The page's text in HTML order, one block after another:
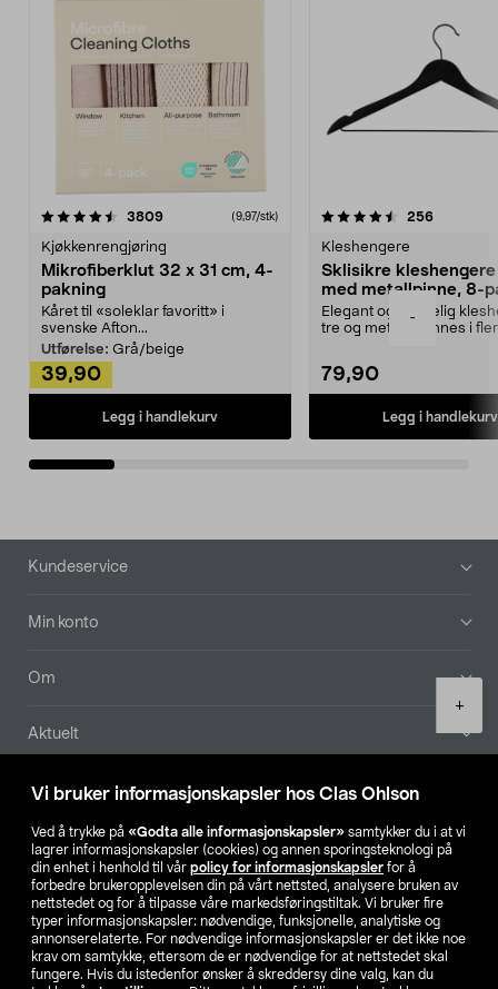
Vi bruker informasjonskapsler hos Clas Ohlson
Ved å trykke på «Godta alle informasjonskapsler» samtykker du i at vi
lagrer informasjonskapsler (cookies) og annen sporingsteknologi på
din enhet i henhold til vår policy for informasjonskapsler for å
forbedre brukeropplevelsen din på vårt nettsted, analysere bruken av
nettstedet og for å tilpasse våre markedsføringstiltak. Vi bruker fire
typer informasjonskapsler: nødvendige, funksjonelle, analytiske og
annonserelaterte. For nødvendige informasjonskapsler er det ikke noe
krav om samtykke, ettersom de er nødvendige for at nettstedet skal
fungere. Hvis du istedenfor ønsker å skreddersy dine valg, kan du
-
+
3809anmeldelser(9,97/stk)
Kjøkkenrengjøring
Mikrofiberklut 32 x 31 cm, 4-
pakning
Kåret til «soleklar favoritt» i
svenske Afton...
Utførelse: Grå/beige
39,90
Legg i handlekurv
4.5av 5 stjerner 256
Kleshengere
Sklisikre
med metallpinne, 8-
Elegant og skikkelig
tre og metall – finnes i
79,90
Legg i handlekurv
4.5av 5 stjerner
Bunntekst
Kundeservice
Min konto
Om
Aktuelt
Våre selskaper
Finn din butikk
SE NO FI